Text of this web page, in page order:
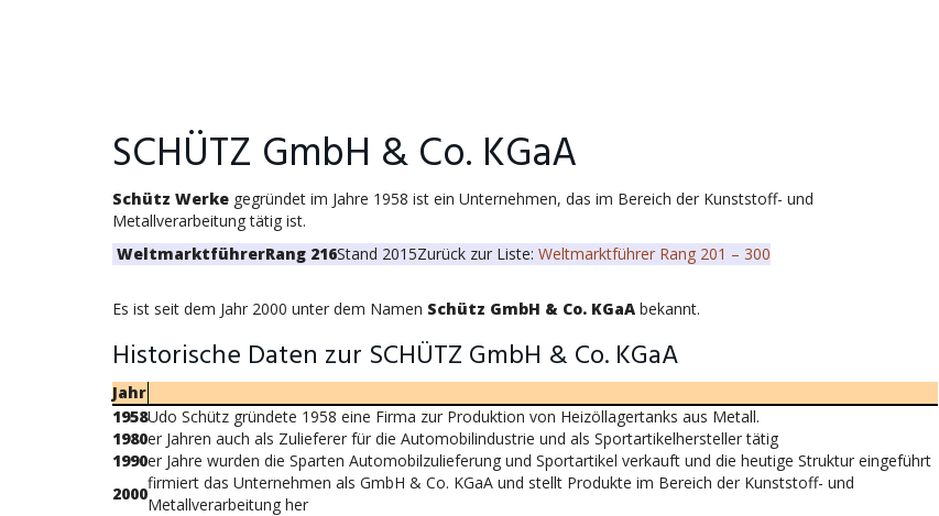
SCHÜTZ GmbH & Co. KGaA
Schütz Werke gegründet im Jahre 1958 ist ein Unternehmen, das im Bereich der Kunststoff- und
Metallverarbeitung tätig ist.
WeltmarktführerRang 216Stand 2015Zurück zur Liste: Weltmarktführer Rang 201 – 300
Es ist seit dem Jahr 2000 unter dem Namen Schütz GmbH & Co. KGaA bekannt.
Historische Daten zur SCHÜTZ GmbH & Co. KGaA
Jahr
1958Udo Schütz gründete 1958 eine Firma zur Produktion von Heizöllagertanks aus Metall.
1980er Jahren auch als Zulieferer für die Automobilindustrie und als Sportartikelhersteller tätig
1990er Jahre wurden die Sparten Automobilzulieferung und Sportartikel verkauft und die heutige Struktur eingeführt
2000
firmiert das Unternehmen als GmbH & Co. KGaA und stellt Produkte im Bereich der Kunststoff- und
Metallverarbeitung her